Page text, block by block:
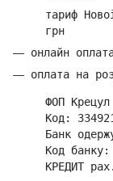
тариф
грн
— онлайн
— оплата на
ФОП
Код:
Банк
Код банку:
КРЕДИТ